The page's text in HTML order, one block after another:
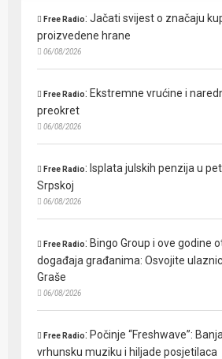
Free Radio:Jačati svijest o značaju
proizvedene hrane
06/08/2026
Free Radio: Ekstremne vrućine i
preokret
06/08/2026
Free Radio: Isplata julskih penzija u
Srpskoj
06/08/2026
Free Radio: Bingo Group i ove godine
događaja građanima: Osvojite
Graše
06/08/2026
Free Radio: Počinje “Freshwave”:
vrhunsku muziku i hiljade posjetilaca